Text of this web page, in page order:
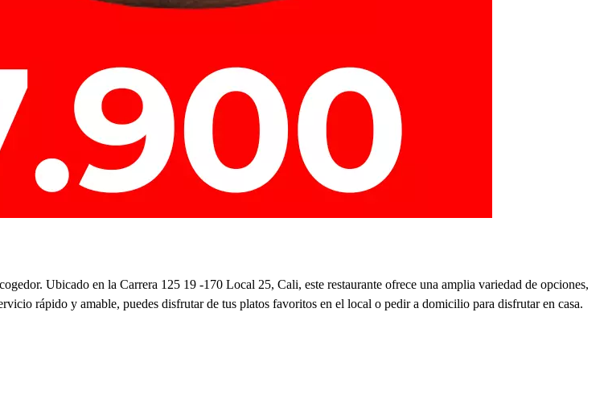
Ubicado en la Carrera 125 19 -170 Local 25, Cali, este restaurante ofrece una amplia variedad de opciones,
rápido y amable, puedes disfrutar de tus platos favoritos en el local o pedir a domicilio para disfrutar en casa.